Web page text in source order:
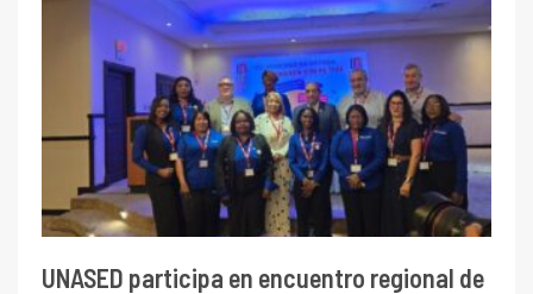
UNASED participa en encuentro regional de